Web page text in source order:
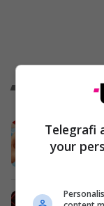
Telegrafi
your